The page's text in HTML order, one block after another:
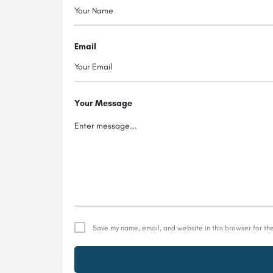
Email
Your Message
Save my name, email, and website in this browser for